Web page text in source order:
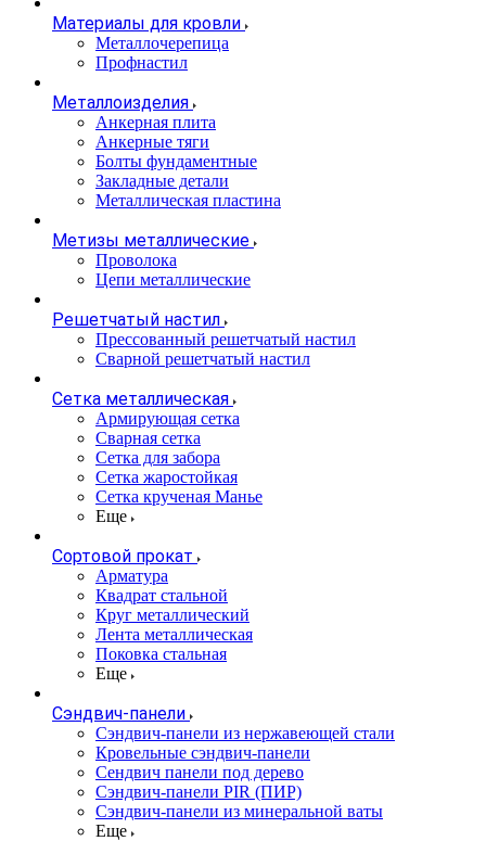
Материалы для кровли
Металлочерепица
Профнастил
Металлоизделия
Анкерная плита
Анкерные тяги
Болты фундаментные
Закладные детали
Металлическая пластина
Метизы металлические
Проволока
Цепи металлические
Решетчатый настил
Прессованный решетчатый настил
Сварной решетчатый настил
Сетка металлическая
Армирующая сетка
Сварная сетка
Сетка для забора
Сетка жаростойкая
Сетка крученая Манье
Еще
Сортовой прокат
Арматура
Квадрат стальной
Круг металлический
Лента металлическая
Поковка стальная
Еще
Сэндвич-панели
Cэндвич-панели из нержавеющей стали
Кровельные сэндвич-панели
Сендвич панели под дерево
Сэндвич-панели PIR (ПИР)
Сэндвич-панели из минеральной ваты
Еще